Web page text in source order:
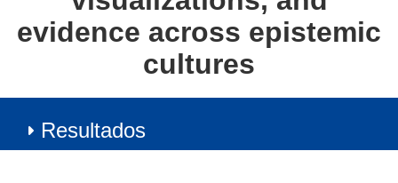
evidence across epistemic
cultures
Resultados